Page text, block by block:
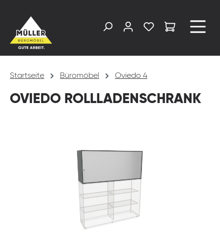
Startseite Büromöbel Oviedo 4
OVIEDO ROLLLADENSCHRANK